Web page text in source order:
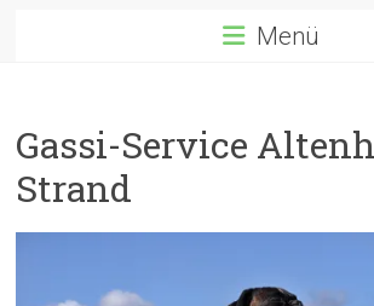
Menü
Gassi-Service
Strand